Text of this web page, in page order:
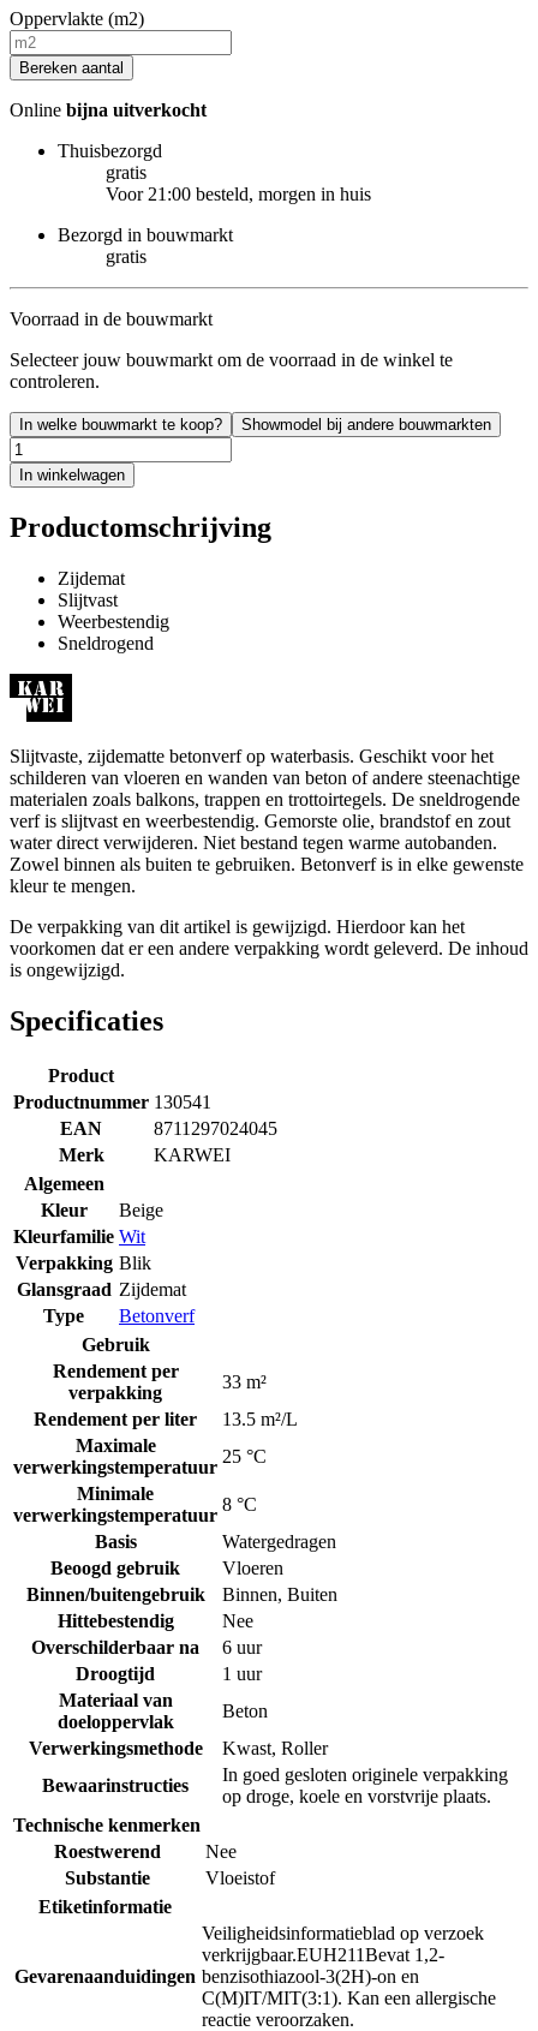
Oppervlakte (m2)
Bereken aantal
Online bijna uitverkocht
Thuisbezorgd
gratis
Voor 21:00 besteld, morgen in huis
Bezorgd in bouwmarkt
gratis
Voorraad in de bouwmarkt
Selecteer jouw bouwmarkt om de voorraad in de winkel te
controleren.
In welke bouwmarkt te koop? Showmodel bij andere bouwmarkten
In winkelwagen
Productomschrijving
Zijdemat
Slijtvast
Weerbestendig
Sneldrogend
Slijtvaste, zijdematte betonverf op waterbasis. Geschikt voor het
schilderen van vloeren en wanden van beton of andere steenachtige
materialen zoals balkons, trappen en trottoirtegels. De sneldrogende
verf is slijtvast en weerbestendig. Gemorste olie, brandstof en zout
water direct verwijderen. Niet bestand tegen warme autobanden.
Zowel binnen als buiten te gebruiken. Betonverf is in elke gewenste
kleur te mengen.
De verpakking van dit artikel is gewijzigd. Hierdoor kan het
voorkomen dat er een andere verpakking wordt geleverd. De inhoud
is ongewijzigd.
Specificaties
Product
Productnummer 130541
EAN
8711297024045
Merk
KARWEI
Algemeen
Kleur
Beige
Kleurfamilie Wit
Verpakking Blik
Glansgraad Zijdemat
Type
Betonverf
Gebruik
Rendement per
verpakking
33 m²
Rendement per liter
13.5 m²/L
Maximale
verwerkingstemperatuur
25 °C
Minimale
verwerkingstemperatuur
8 °C
Basis
Watergedragen
Beoogd gebruik
Vloeren
Binnen/buitengebruik
Binnen, Buiten
Hittebestendig
Nee
Overschilderbaar na
6 uur
Droogtijd
1 uur
Materiaal van
doeloppervlak
Beton
Verwerkingsmethode
Kwast, Roller
Bewaarinstructies
In goed gesloten originele verpakking
op droge, koele en vorstvrije plaats.
Technische kenmerken
Roestwerend
Nee
Substantie
Vloeistof
Etiketinformatie
Gevarenaanduidingen
Veiligheidsinformatieblad op verzoek
verkrijgbaar.EUH211Bevat 1,2-
benzisothiazool-3(2H)-on en
C(M)IT/MIT(3:1). Kan een allergische
reactie veroorzaken.